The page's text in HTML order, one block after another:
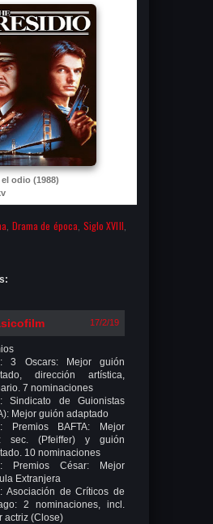
odio (1988)
Drama de época Siglo XVIII
17/2/19
3 Oscars: Mejor guión
dirección artística,
7 nominaciones
Sindicato de Guionistas
Mejor guión adaptado
Premios BAFTA: Mejor
sec. (Pfeiffer) y guión
10 nominaciones
Premios César: Mejor
Extranjera
Asociación de Críticos de
2 nominaciones, incl.
actriz (Close)